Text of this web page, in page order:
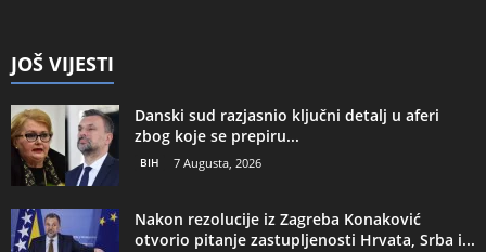
JOŠ VIJESTI
Danski sud razjasnio ključni detalj u aferi
zbog koje se prepiru...
BIH 7 Augusta, 2026
Nakon rezolucije iz Zagreba Konaković
otvorio pitanje zastupljenosti Hrvata, Srba i...